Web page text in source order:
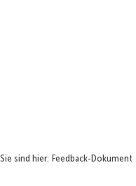
Sie sind hier: Feedback-Dokument